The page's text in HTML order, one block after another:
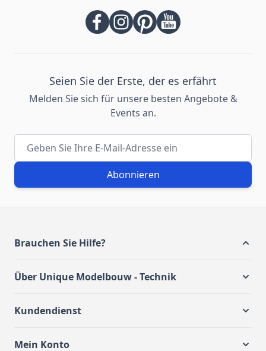
Seien Sie der Erste, der es erfährt
Melden Sie sich für unsere besten Angebote &
Events an.
E-Mail-Adresse
Abonnieren
Brauchen Sie Hilfe?
Über Unique Modelbouw - Technik
Kundendienst
Mein Konto